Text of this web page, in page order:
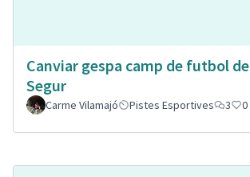
Canviar gespa camp de futbol de
Segur
Carme Vilamajó Pistes Esportives 3 0